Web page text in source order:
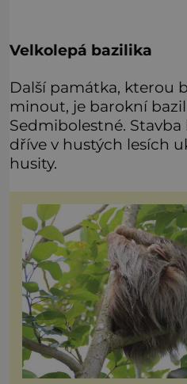
Velkolepá bazilika
Další památka, kterou
minout, je barokní
Sedmibolestné. Stavba
dříve v hustých lesích
husity.